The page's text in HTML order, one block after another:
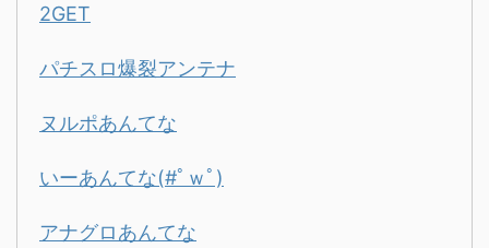
2GET
パチスロ爆裂アンテナ
ヌルポあんてな
いーあんてな(#ﾟｗﾟ)
アナグロあんてな